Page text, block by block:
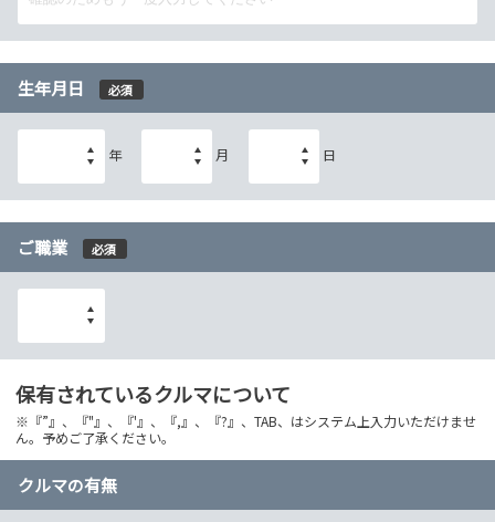
生年月日 必須
年 月 日
ご職業 必須
保有されているクルマについて
※『”』、『"』、『'』、『,』、『?』、TAB、はシステム上入力いただけませ
ん。予めご了承ください。
クルマの有無